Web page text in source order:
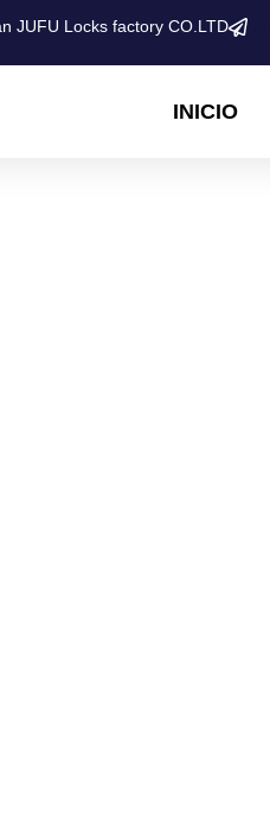
JUFU Locks factory CO.LTD
INICIO